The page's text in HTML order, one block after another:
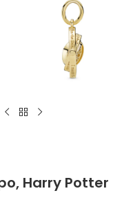
Harry Potter